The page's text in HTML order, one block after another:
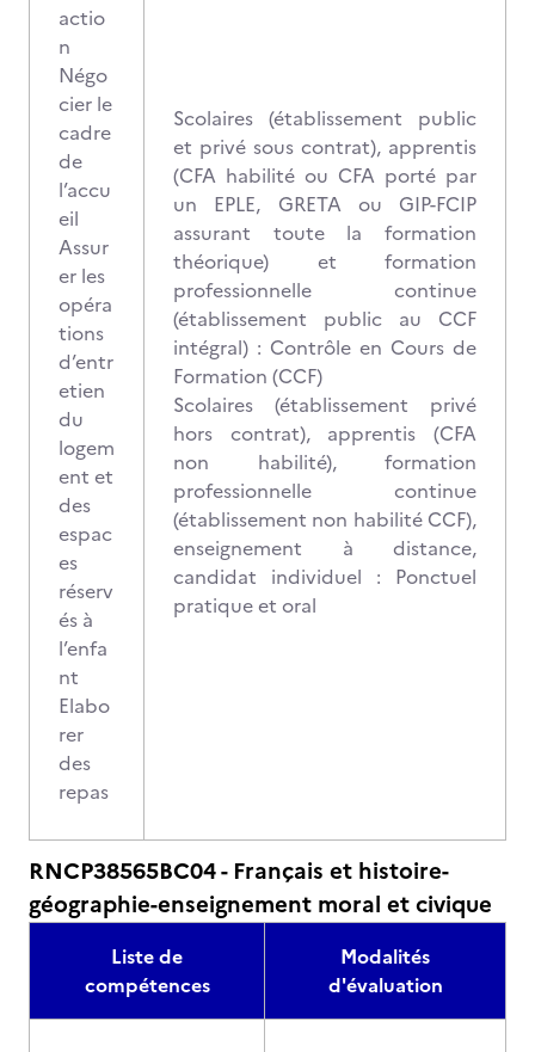
actio
n
Négo
cier le
cadre
de
l’accu
eil
Assur
er les
opéra
tions
d’entr
etien
du
logem
ent et
des
espac
es
réserv
és à
l’enfa
nt
Elabo
rer
des
repas
Scolaires (établissement public
et privé sous contrat), apprentis
(CFA habilité ou CFA porté par
un EPLE, GRETA ou GIP-FCIP
assurant toute la formation
théorique) et formation
professionnelle continue
(établissement public au CCF
intégral) : Contrôle en Cours de
Formation (CCF)
Scolaires (établissement privé
hors contrat), apprentis (CFA
non habilité), formation
professionnelle continue
(établissement non habilité CCF),
enseignement à distance,
candidat individuel : Ponctuel
pratique et oral
RNCP38565BC04 - Français et histoire-
géographie-enseignement moral et civique
Liste de
compétences
Modalités
d'évaluation